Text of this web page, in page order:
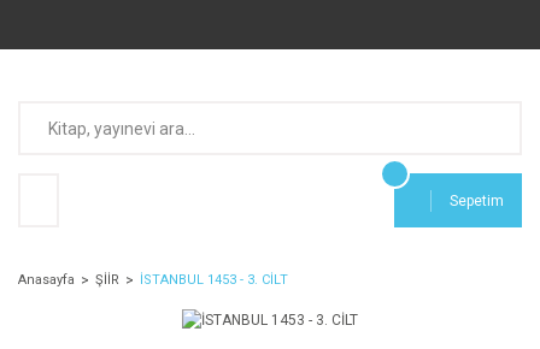
Sepetim
Anasayfa ŞİİR İSTANBUL 1453 - 3. CİLT